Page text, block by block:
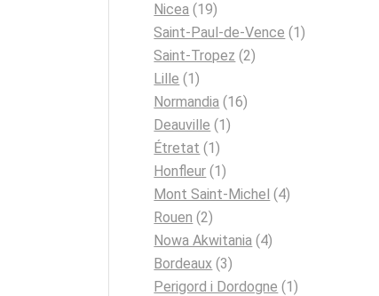
Nicea (19)
Saint-Paul-de-Vence (1)
Saint-Tropez (2)
Lille (1)
Normandia (16)
Deauville (1)
Étretat (1)
Honfleur (1)
Mont Saint-Michel (4)
Rouen (2)
Nowa Akwitania (4)
Bordeaux (3)
Perigord i Dordogne (1)